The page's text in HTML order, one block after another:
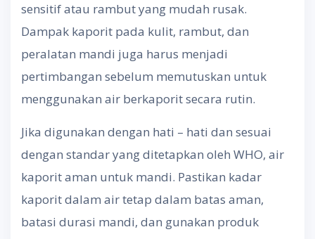
sensitif atau rambut yang mudah rusak.
Dampak kaporit pada kulit, rambut, dan
peralatan mandi juga harus menjadi
pertimbangan sebelum memutuskan untuk
menggunakan air berkaporit secara rutin.
Jika digunakan dengan hati – hati dan sesuai
dengan standar yang ditetapkan oleh WHO, air
kaporit aman untuk mandi. Pastikan kadar
kaporit dalam air tetap dalam batas aman,
batasi durasi mandi, dan gunakan produk